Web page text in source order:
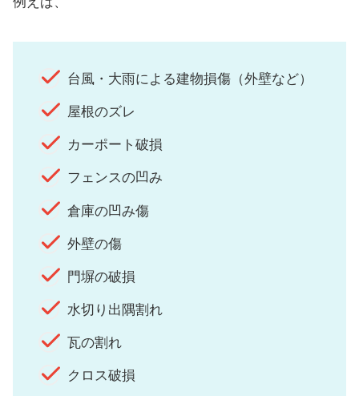
台風・大雨による建物損傷（外壁など）
屋根のズレ
カーポート破損
フェンスの凹み
倉庫の凹み傷
外壁の傷
門塀の破損
水切り出隅割れ
瓦の割れ
クロス破損